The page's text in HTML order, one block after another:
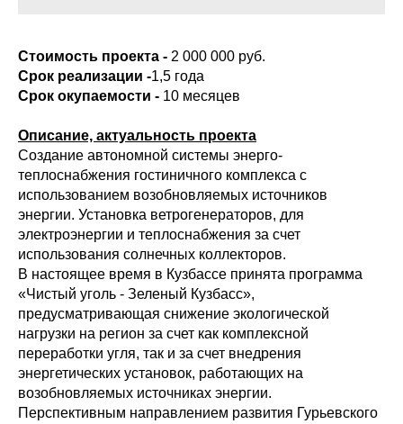
Стоимость проекта - 2 000 000 руб.
Срок реализации -1,5 года
Срок окупаемости - 10 месяцев
Описание, актуальность проекта
Создание автономной системы энерго-
теплоснабжения гостиничного комплекса с
использованием возобновляемых источников
энергии. Установка ветрогенераторов, для
электроэнергии и теплоснабжения за счет
использования солнечных коллекторов.
В настоящее время в Кузбассе принята программа
«Чистый уголь - Зеленый Кузбасс»,
предусматривающая снижение экологической
нагрузки на регион за счет как комплексной
переработки угля, так и за счет внедрения
энергетических установок, работающих на
возобновляемых источниках энергии.
Перспективным направлением развития Гурьевского